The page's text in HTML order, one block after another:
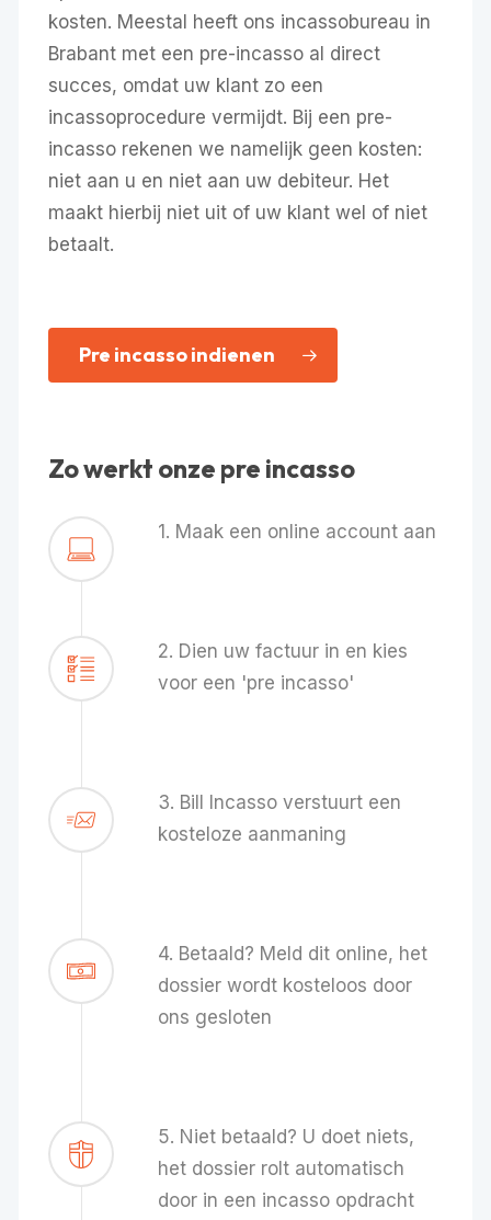
kosten. Meestal heeft ons incassobureau in
Brabant met een pre-incasso al direct
succes, omdat uw klant zo een
incassoprocedure vermijdt. Bij een pre-
incasso rekenen we namelijk geen kosten:
niet aan u en niet aan uw debiteur. Het
maakt hierbij niet uit of uw klant wel of niet
betaalt.
Pre incasso indienen
Zo werkt onze pre incasso
1. Maak een online account aan
2. Dien uw factuur in en kies
voor een 'pre incasso'
3. Bill Incasso verstuurt een
kosteloze aanmaning
4. Betaald? Meld dit online, het
dossier wordt kosteloos door
ons gesloten
5. Niet betaald? U doet niets,
het dossier rolt automatisch
door in een incasso opdracht